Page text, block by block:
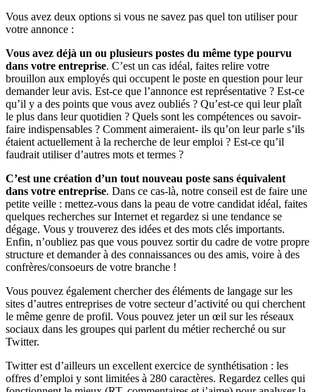
Vous avez deux options si vous ne savez pas quel ton utiliser pour
votre annonce :
Vous avez déjà un ou plusieurs postes du même type pourvu
dans votre entreprise. C’est un cas idéal, faites relire votre
brouillon aux employés qui occupent le poste en question pour leur
demander leur avis. Est-ce que l’annonce est représentative ? Est-ce
qu’il y a des points que vous avez oubliés ? Qu’est-ce qui leur plaît
le plus dans leur quotidien ? Quels sont les compétences ou savoir-
faire indispensables ? Comment aimeraient- ils qu’on leur parle s’ils
étaient actuellement à la recherche de leur emploi ? Est-ce qu’il
faudrait utiliser d’autres mots et termes ?
C’est une création d’un tout nouveau poste sans équivalent
dans votre entreprise. Dans ce cas-là, notre conseil est de faire une
petite veille : mettez-vous dans la peau de votre candidat idéal, faites
quelques recherches sur Internet et regardez si une tendance se
dégage. Vous y trouverez des idées et des mots clés importants.
Enfin, n’oubliez pas que vous pouvez sortir du cadre de votre propre
structure et demander à des connaissances ou des amis, voire à des
confrères/consoeurs de votre branche !
Vous pouvez également chercher des éléments de langage sur les
sites d’autres entreprises de votre secteur d’activité ou qui cherchent
le même genre de profil. Vous pouvez jeter un œil sur les réseaux
sociaux dans les groupes qui parlent du métier recherché ou sur
Twitter.
Twitter est d’ailleurs un excellent exercice de synthétisation : les
offres d’emploi y sont limitées à 280 caractères. Regardez celles qui